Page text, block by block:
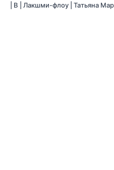
| B | Лакшми-флоу | Татьяна